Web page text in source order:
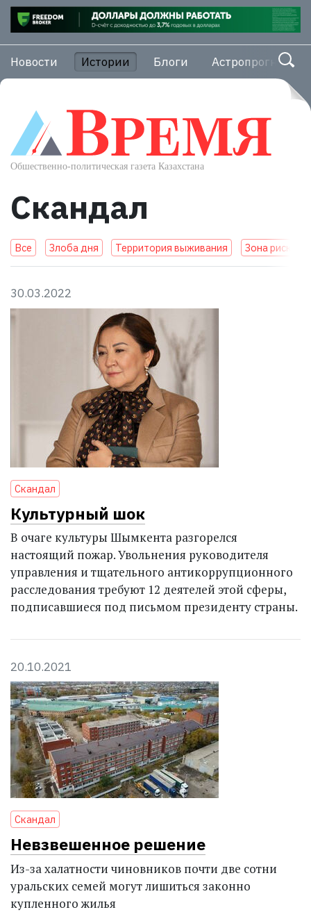
Новости Истории Блоги Астропрогноз
Скандал
Все Злоба дня Территория выживания Зона риска
30.03.2022
Скандал
Культурный шок
В очаге культуры Шымкента разгорелся
настоящий пожар. Увольнения руководителя
управления и тщательного антикоррупционного
расследования требуют 12 деятелей этой сферы,
подписавшиеся под письмом президенту страны.
20.10.2021
Скандал
Невзвешенное решение
Из-за халатности чиновников почти две сотни
уральских семей могут лишиться законно
купленного жилья